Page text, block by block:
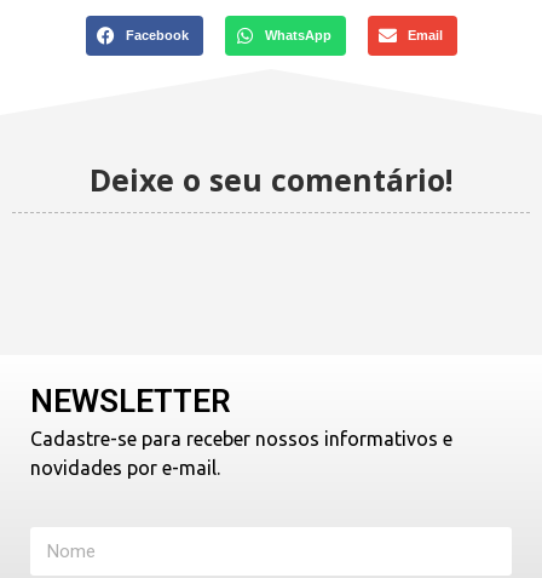
Facebook WhatsApp Email
Deixe o seu comentário!
NEWSLETTER
Cadastre-se para receber nossos informativos e
novidades por e-mail.